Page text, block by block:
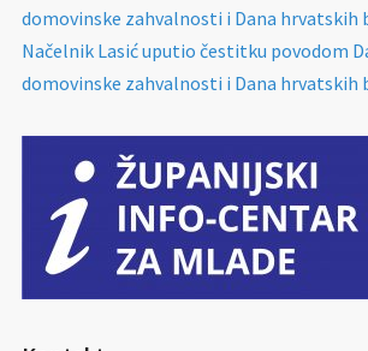
domovinske zahvalnosti i Dana hrvatskih
Načelnik Lasić uputio čestitku povodom
domovinske zahvalnosti i Dana hrvatskih